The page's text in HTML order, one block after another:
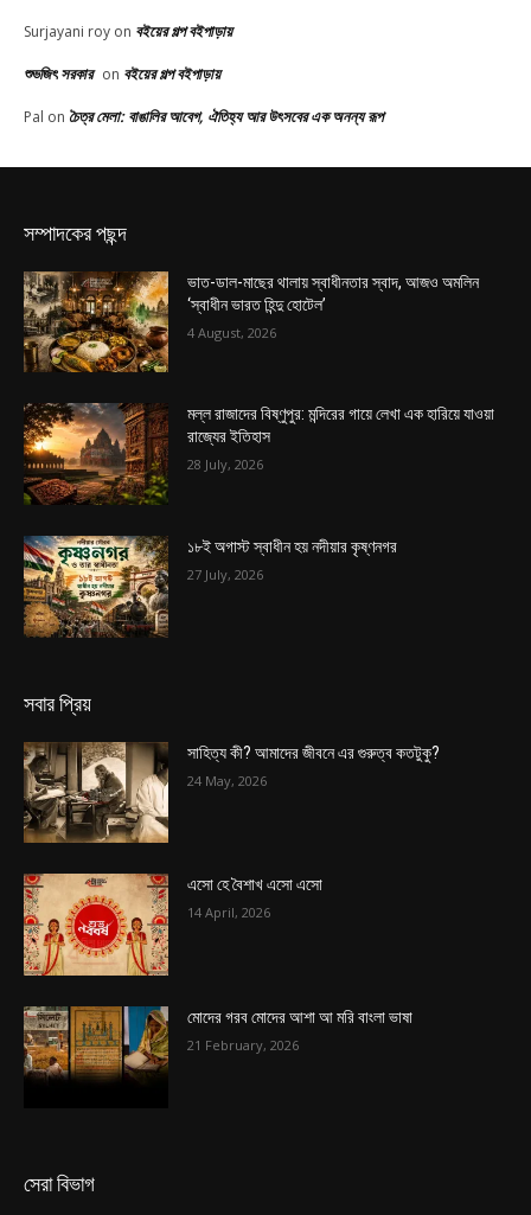
Surjayani roy on বইয়ের গল্প বইপাড়ায়
শুভজিৎ সরকার on বইয়ের গল্প বইপাড়ায়
Pal on চৈত্র মেলা: বাঙালির আবেগ, ঐতিহ্য আর উৎসবের এক অনন্য রূপ
সম্পাদকের পছন্দ
ভাত-ডাল-মাছের থালায় স্বাধীনতার স্বাদ, আজও অমলিন
‘স্বাধীন ভারত হিন্দু হোটেল’
4 August, 2026
মল্ল রাজাদের বিষ্ণুপুর: মন্দিরের গায়ে লেখা এক হারিয়ে যাওয়া
রাজ্যের ইতিহাস
28 July, 2026
১৮ই অগাস্ট স্বাধীন হয় নদীয়ার কৃষ্ণনগর
27 July, 2026
সবার প্রিয়
সাহিত্য কী? আমাদের জীবনে এর গুরুত্ব কতটুকু?
24 May, 2026
এসো হে বৈশাখ এসো এসো
14 April, 2026
মোদের গরব মোদের আশা আ মরি বাংলা ভাষা
21 February, 2026
সেরা বিভাগ